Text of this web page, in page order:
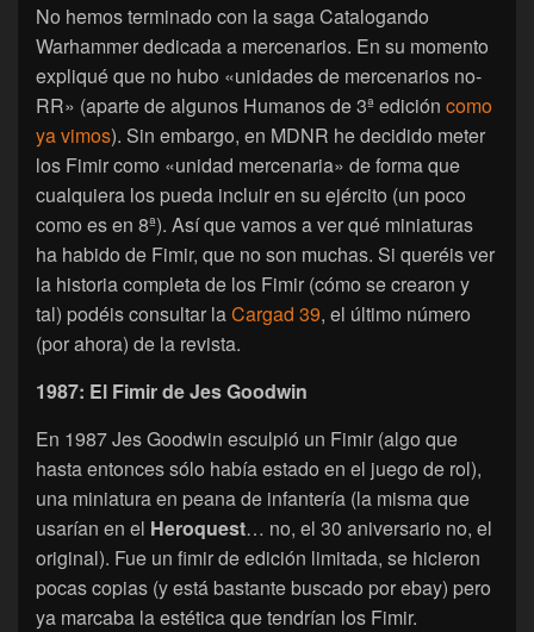
No hemos terminado con la saga Catalogando
Warhammer dedicada a mercenarios. En su momento
expliqué que no hubo «unidades de mercenarios no-
RR» (aparte de algunos Humanos de 3ª edición como
ya vimos). Sin embargo, en MDNR he decidido meter
los Fimir como «unidad mercenaria» de forma que
cualquiera los pueda incluir en su ejército (un poco
como es en 8ª). Así que vamos a ver qué miniaturas
ha habido de Fimir, que no son muchas. Si queréis ver
la historia completa de los Fimir (cómo se crearon y
tal) podéis consultar laCargad 39, el último número
(por ahora) de la revista.
1987: El Fimir de Jes Goodwin
En 1987 Jes Goodwin esculpió un Fimir (algo que
hasta entonces sólo había estado en el juego de rol),
una miniatura en peana de infantería (la misma que
usarían en el Heroquest… no, el 30 aniversario no, el
original). Fue un fimir de edición limitada, se hicieron
pocas copias (y está bastante buscado por ebay) pero
ya marcaba la estética que tendrían los Fimir.